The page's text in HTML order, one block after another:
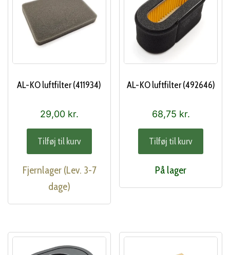
AL-KO luftfilter (411934)
29,00 kr.
Tilføj til kurv
Fjernlager (Lev. 3-7
dage)
AL-KO luftfilter (492646)
68,75 kr.
Tilføj til kurv
På lager